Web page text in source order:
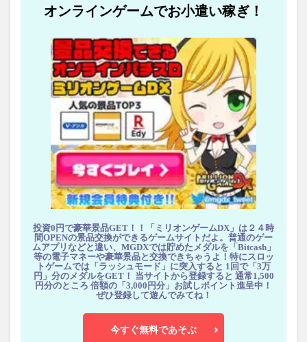
オンラインゲームでお小遣い稼ぎ！
投資0円で豪華景品GET！！「ミリオンゲームDX」は２４時
間OPENの景品交換ができるゲームサイトだよ。普通のゲー
ムアプリなどと違い、MGDXでは貯めたメダルを「Bitcash」
等の電子マネーや豪華景品と交換できちゃうよ！特にスロッ
トゲームでは「ラッシュモード」に突入すると 1回で「3万
円」分のメダルをGET！ 当サイトから登録すると 通常1,500
円分のところ 倍額の「3,000円分」お試しポイント進呈中！
ぜひ登録して遊んでみてね！
今すぐ無料であそぶ